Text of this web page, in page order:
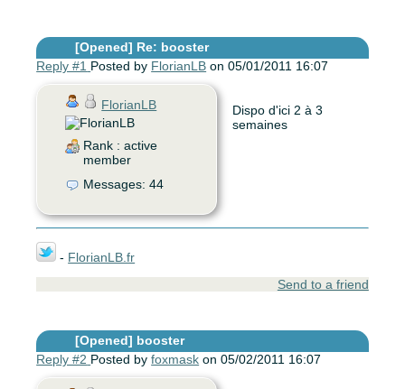
[Opened] Re: booster
Reply #1 Posted by FlorianLB on 05/01/2011 16:07
FlorianLB
Rank : active
member
Messages: 44
Dispo d'ici 2 à 3
semaines
- FlorianLB.fr
Send to a friend
[Opened] booster
Reply #2 Posted byfoxmask on 05/02/2011 16:07